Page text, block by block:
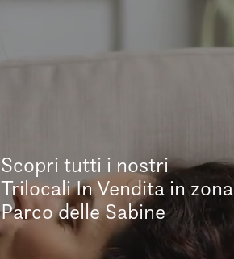
Scopri tutti i nostri
Trilocali In Vendita in zona
Parco delle Sabine